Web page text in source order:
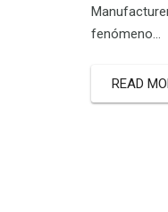
fenómeno…
READ